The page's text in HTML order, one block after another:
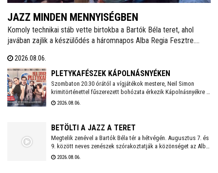
JAZZ MINDEN MENNYISÉGBEN
Komoly technikai stáb vette birtokba a Bartók Béla teret, ahol
javában zajlik a készülődés a háromnapos Alba Regia Fesztre.
megmutatkozik itt és a Múzeumkertben. Idén is több száz
vendégre számítanak az ingyenes koncerteken, ezért
mindenképpen érdemes időben érkezni és elfoglalni egy
kényelmes, jó helyet .
2026.08.06.
PLETYKAFÉSZEK KÁPOLNÁSNYÉKEN
Szombaton 20.30 órától a vígjátékok mestere, Neil Simon
krimitörténettel fűszerezett bohózata érkezik Kápolnásnyékre a
Veres1 Színház előadásában, amely az első perctől az utolsóig
komédiázásra.
2026.08.06.
BETÖLTI A JAZZ A TERET
Megtelik zenével a Bartók Béla tér a hétvégén. Augusztus 7. és
9. között neves zenészek szórakoztatják a közönséget az Alba
Regia Feszten. Fellép többek között az Oláh Dezső Vibratone
2026.08.06.